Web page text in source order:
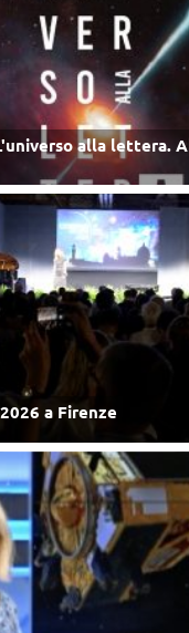
L'universo alla lettera.
a Firenze